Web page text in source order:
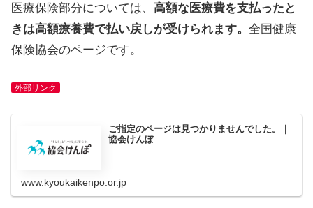
医療保険部分については、 高額な医療費を支払ったと
きは高額療養費で払い戻しが受けられます。 全国健康
保険協会のページです。
外部リンク
ご指定のページは見つかりませんでした。｜
協会けんぽ
www.kyoukaikenpo.or.jp